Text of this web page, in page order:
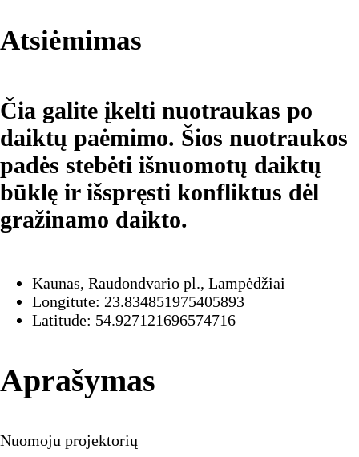
Atsiėmimas
Čia galite įkelti nuotraukas po
daiktų paėmimo. Šios nuotraukos
padės stebėti išnuomotų daiktų
būklę ir išspręsti konfliktus dėl
gražinamo daikto.
Kaunas, Raudondvario pl., Lampėdžiai
Longitute: 23.834851975405893
Latitude: 54.927121696574716
Aprašymas
Nuomoju projektorių